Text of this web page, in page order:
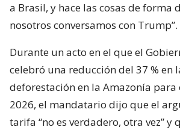
a Brasil, y hace las cosas de forma
nosotros conversamos con Trump”.
Durante un acto en el que el
celebró una reducción del 37 % en
deforestación en la Amazonía
2026, el mandatario dijo que el
tarifa “no es verdadero, otra vez” y